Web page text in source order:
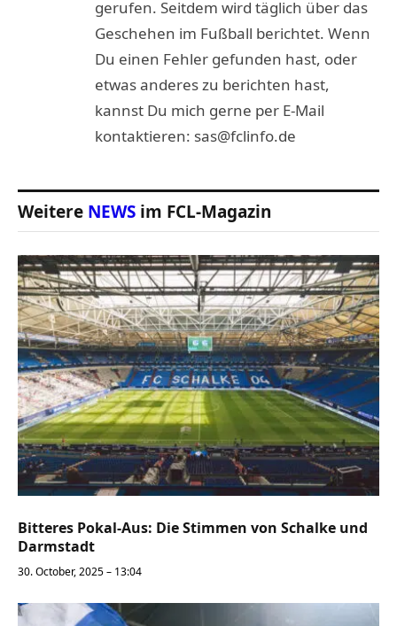
gerufen. Seitdem wird täglich über das
Geschehen im Fußball berichtet. Wenn
Du einen Fehler gefunden hast, oder
etwas anderes zu berichten hast,
kannst Du mich gerne per E-Mail
kontaktieren: sas@fclinfo.de
Weitere NEWS im FCL-Magazin
Bitteres Pokal-Aus: Die Stimmen von Schalke und
Darmstadt
30. October, 2025 – 13:04